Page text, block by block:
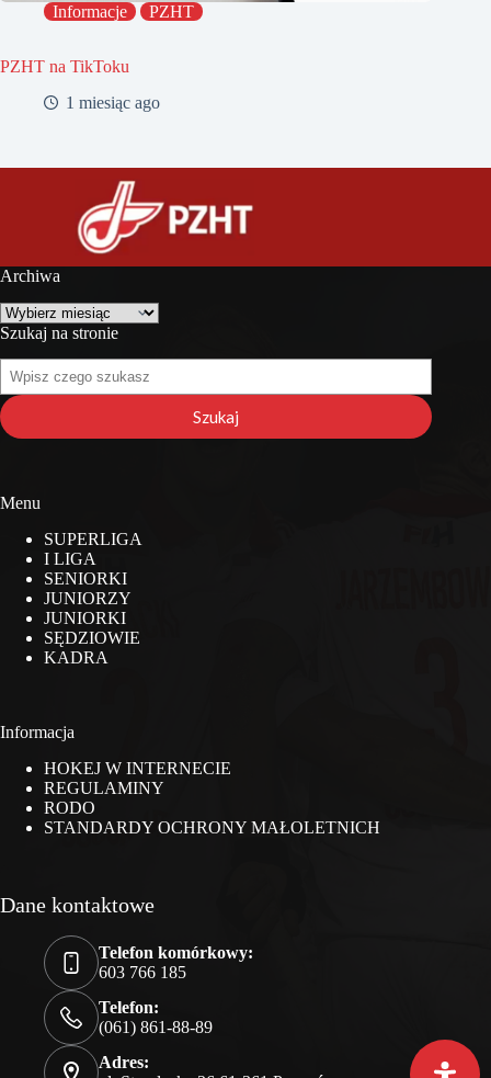
Informacje PZHT
PZHT na TikToku
1 miesiąc ago
Archiwa
Archiwa
Szukaj na stronie
Szukaj
na
stronie
Szukaj
Menu
SUPERLIGA
I LIGA
SENIORKI
JUNIORZY
JUNIORKI
SĘDZIOWIE
KADRA
Informacja
HOKEJ W INTERNECIE
REGULAMINY
RODO
STANDARDY OCHRONY MAŁOLETNICH
Dane kontaktowe
Telefon komórkowy:
603 766 185
Telefon:
(061) 861-88-89
Adres: